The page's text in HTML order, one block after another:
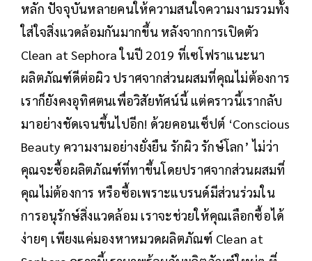
หลัก ปัจจุบันหลายคนให้ความสนใจความงามรวมทั้ง
ใส่ใจสิ่งแวดล้อมกันมากขึ้น หลังจากการเปิดตัว
Clean at Sephora ในปี 2019 ที่เซโฟราแนะนา
ผลิตภัณฑ์ดีต่อผิว ปราศจากส่วนผสมที่คุณไม่ต้องการ
เราก็ยังคงอุทิศตนเพื่อวิสัยทัศน์นี้ แต่คราวนี้เรากลับ
มาอย่างชัดเจนขึ้นไปอีก! ด้วยคอนเซ็ปต์ ‘Conscious
Beauty ความงามอย่างยั่งยืน รักผิว รักษ์โลก’ ไม่ว่า
คุณจะซื้อผลิตภัณฑ์ที่ทาขึ้นโดยปราศจากส่วนผสมที่
คุณไม่ต้องการ หรือซื้อเพราะแบรนด์มีส่วนร่วมใน
การอนุรักษ์สิ่งแวดล้อม เราจะช่วยให้คุณเลือกซื้อได้
ง่ายๆ เพียงแค่มองหาหมวดผลิตภัณฑ์ Clean at